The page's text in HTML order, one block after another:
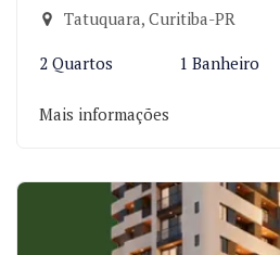
Tatuquara, Curitiba-PR
2 Quartos 1 Banheiro
Mais informações